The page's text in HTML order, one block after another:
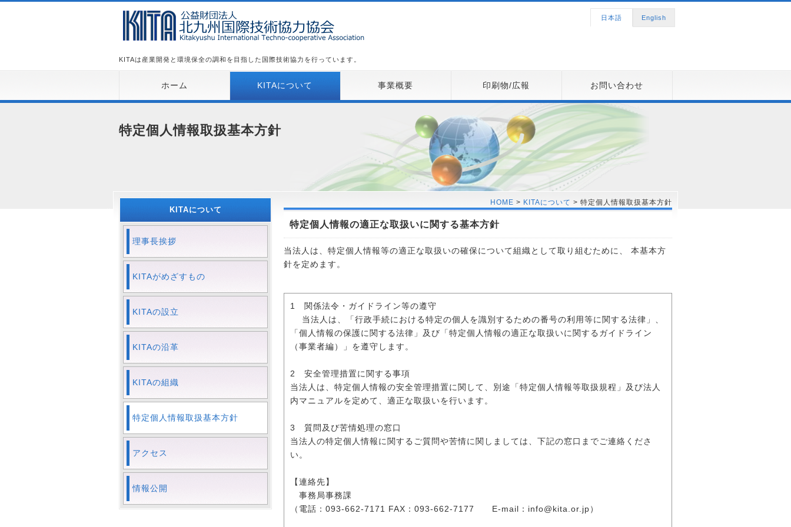
日本語 English
KITAは産業開発と環境保全の調和を目指した国際技術協力を行っています。
ホーム KITAについて 事業概要 印刷物/広報 お問い合わせ
特定個人情報取扱基本方針
HOME > KITAについて > 特定個人情報取扱基本方針
特定個人情報の適正な取扱いに関する基本方針
当法人は、特定個人情報等の適正な取扱いの確保について組織として取り組むために、 本基本方
針を定めます。
1 関係法令・ガイドライン等の遵守
当法人は、「行政手続における特定の個人を識別するための番号の利用等に関する法律」、
「個人情報の保護に関する法律」及び「特定個人情報の適正な取扱いに関するガイドライン
（事業者編）」を遵守します。
2 安全管理措置に関する事項
当法人は、特定個人情報の安全管理措置に関して、別途「特定個人情報等取扱規程」及び法人
内マニュアルを定めて、適正な取扱いを行います。
3 質問及び苦情処理の窓口
当法人の特定個人情報に関するご質問や苦情に関しましては、下記の窓口までご連絡くださ
い。
【連絡先】
事務局事務課
（電話：093-662-7171 FAX：093-662-7177 E-mail：info@kita.or.jp）
KITAについて
理事長挨拶
KITAがめざすもの
KITAの設立
KITAの沿革
KITAの組織
特定個人情報取扱基本方針
アクセス
情報公開